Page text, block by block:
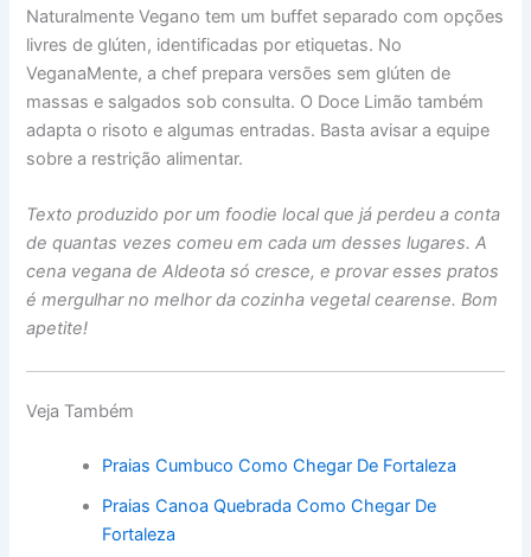
Naturalmente Vegano tem um buffet separado com opções
livres de glúten, identificadas por etiquetas. No
VeganaMente, a chef prepara versões sem glúten de
massas e salgados sob consulta. O Doce Limão também
adapta o risoto e algumas entradas. Basta avisar a equipe
sobre a restrição alimentar.
Texto produzido por um foodie local que já perdeu a conta
de quantas vezes comeu em cada um desses lugares. A
cena vegana de Aldeota só cresce, e provar esses pratos
é mergulhar no melhor da cozinha vegetal cearense. Bom
apetite!
Veja Também
Praias Cumbuco Como Chegar De Fortaleza
Praias Canoa Quebrada Como Chegar De
Fortaleza